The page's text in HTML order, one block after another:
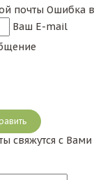
почты Ошибка в
Ваш E-mail
свяжутся с Вами